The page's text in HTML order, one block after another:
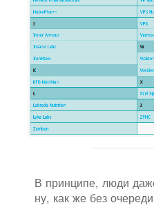
В принципе, люди
ну, как же без